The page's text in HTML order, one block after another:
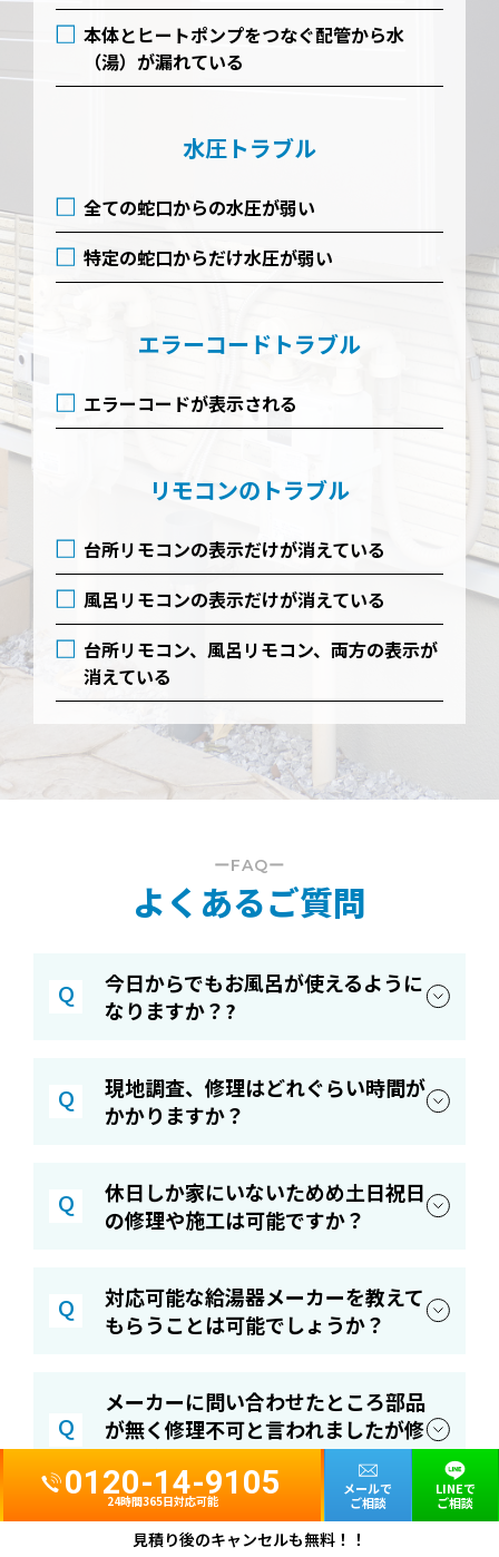
0120-14-9105
24時間365日対応可能
メールで
ご相談
LINEで
ご相談
見積り後のキャンセルも無料！！
本体とヒートポンプをつなぐ配管から水
（湯）が漏れている
水圧トラブル
全ての蛇口からの水圧が弱い
特定の蛇口からだけ水圧が弱い
エラーコードトラブル
エラーコードが表示される
リモコンのトラブル
台所リモコンの表示だけが消えている
風呂リモコンの表示だけが消えている
台所リモコン、風呂リモコン、両方の表示が
消えている
ーFAQー
よくあるご質問
Q
今日からでもお風呂が使えるように
なりますか？?
Q
現地調査、修理はどれぐらい時間が
かかりますか？
Q
休日しか家にいないためめ土日祝日
の修理や施工は可能ですか？
Q
対応可能な給湯器メーカーを教えて
もらうことは可能でしょうか？
Q
メーカーに問い合わせたところ部品
が無く修理不可と言われましたが修
理できますか？
お問い合わせ時に用意した方がいい